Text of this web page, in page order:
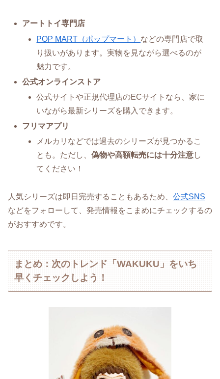
アートトイ専門店
POP MART（ポップマート） などの専門店で取
り扱いがあります。実物を見ながら選べるのが
魅力です。
公式オンラインストア
公式サイトや正規代理店のECサイトなら、家に
いながら最新シリーズを購入できます。
フリマアプリ
メルカリなどでは過去のシリーズが見つかるこ
とも。ただし、偽物や高額転売には十分注意し
てください！
人気シリーズは即日完売することもあるため、 公式SNS
などをフォローして、発売情報をこまめにチェックするの
がおすすめです。
まとめ：次のトレンド「WAKUKU」をいち
早くチェックしよう！